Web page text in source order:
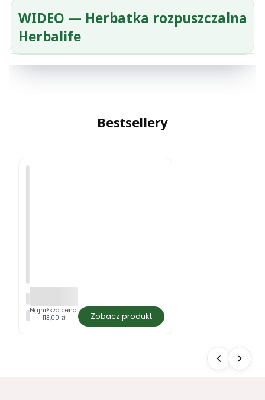
WIDEO — Herbatka rozpuszczalna
Herbalife
Bestsellery
e
r HERBALIFE
Najniższa cena:
113,00 zł
Zobacz produkt